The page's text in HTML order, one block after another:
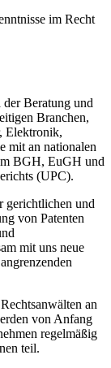
im Recht
Beratung und
Branchen,
Elektronik,
mit an nationalen
BGH, EuGH und
(UPC).
gerichtlichen und
von Patenten
mit uns neue
an
von Anfang
regelmäßig
teil.